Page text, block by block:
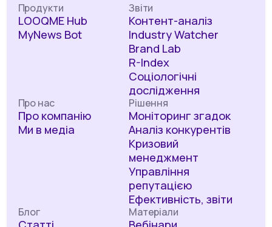
Продукти
LOOQME Hub
MyNews Bot
Звіти
Контент-аналіз
Industry Watcher
Brand Lab
R-Index
Соціологічні
дослідження
Рішення
Моніторинг згадок
Аналіз конкурентів
Кризовий
менеджмент
Управління
репутацією
Ефективність, звіти
Про нас
Про компанію
Ми в медіа
Матеріали
Блог